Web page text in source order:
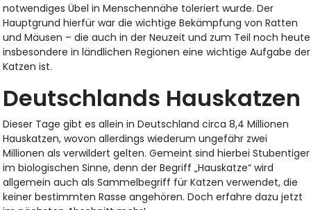
notwendiges Übel in Menschennähe toleriert wurde. Der
Hauptgrund hierfür war die wichtige Bekämpfung von Ratten
und Mäusen – die auch in der Neuzeit und zum Teil noch heute
insbesondere in ländlichen Regionen eine wichtige Aufgabe der
Katzen ist.
Deutschlands Hauskatzen
Dieser Tage gibt es allein in Deutschland circa 8,4 Millionen
Hauskatzen, wovon allerdings wiederum ungefähr zwei
Millionen als verwildert gelten. Gemeint sind hierbei Stubentiger
im biologischen Sinne, denn der Begriff „Hauskatze“ wird
allgemein auch als Sammelbegriff für Katzen verwendet, die
keiner bestimmten Rasse angehören. Doch erfahre dazu jetzt